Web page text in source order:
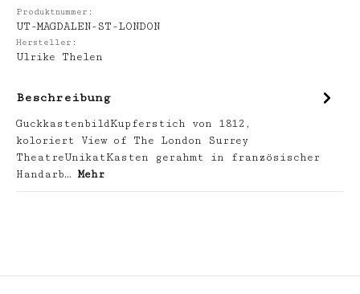
Produktnummer:
UT-MAGDALEN-ST-LONDON
Hersteller:
Ulrike Thelen
Beschreibung
GuckkastenbildKupferstich von 1812,
koloriert View of The London Surrey
TheatreUnikatKasten gerahmt in französischer
Handarb… Mehr